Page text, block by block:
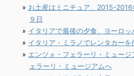
お土産はミニチュア、2015-
９日
イタリアで最後の夕食、ヨーロッ
イタリア・ミラノでレンタカーを
エンツォ・フェラーリ・ミュー
ェラーリ・ミュージアムへ